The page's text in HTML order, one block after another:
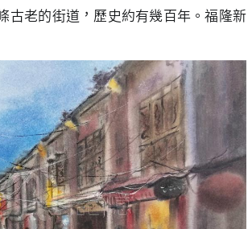
古老的街道，歷史約有幾百年。福隆新